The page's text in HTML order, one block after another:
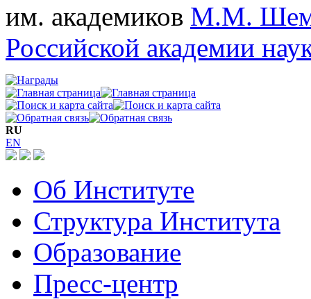
им. академиков М.М.
Российской академии
RU
EN
Об Институте
Структура Института
Образование
Пресс-центр